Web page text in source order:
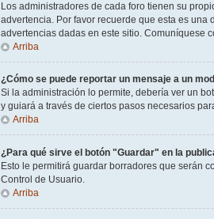
Los administradores de cada foro tienen su
advertencia. Por favor recuerde que esta es
advertencias dadas en este sitio. Comuníquese
Arriba
¿Cómo se puede reportar un mensaje a un
Si la administración lo permite, debería ver un
y guiará a través de ciertos pasos necesarios
Arriba
¿Para qué sirve el botón "Guardar" en la
Esto le permitirá guardar borradores que serán
Control de Usuario.
Arriba